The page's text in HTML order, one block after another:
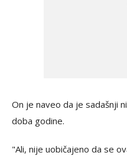
On je naveo da je sadašnji
doba godine.
"Ali, nije uobičajeno da se